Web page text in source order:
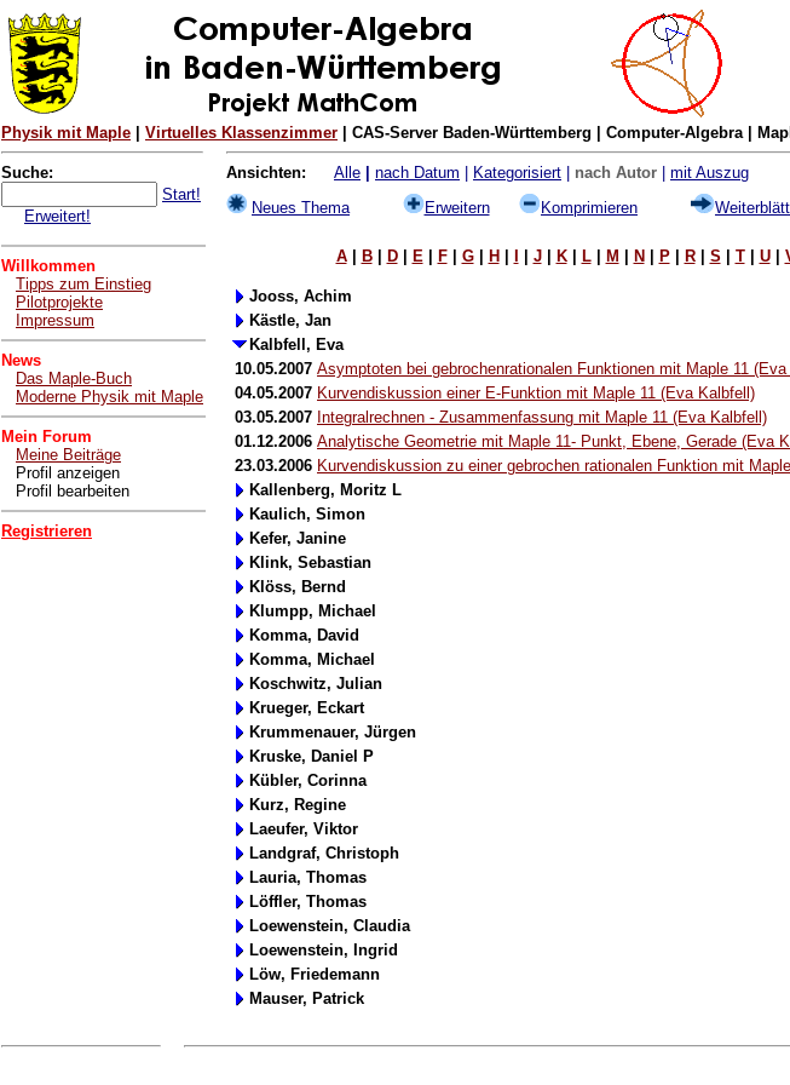
Physik mit Maple Virtuelles Klassenzimmer | CAS-Server Baden-Württemberg | Computer-Algebra |
Suche:
Start!
Erweitert!
Willkommen
Tipps zum Einstieg
Pilotprojekte
Impressum
News
Das Maple-Buch
Moderne Physik mit Maple
Mein Forum
Meine Beiträge
Profil anzeigen
Profil bearbeiten
Registrieren
Ansichten: Alle nach Datum Kategorisiert nach Autor
mit Auszug
Neues Thema
Erweitern Komprimieren
A| B| D| E| F| G| H J| K| L| M N P| R| S T| U|
Jooss, Achim
Kästle, Jan
Kalbfell, Eva
10.05.2007 Asymptoten bei gebrochenrationalen Funktionen mit Maple 11
04.05.2007 Kurvendiskussion einer E-Funktion mit Maple 11 (Eva Kalbfell)
03.05.2007 Integralrechnen - Zusammenfassung mit Maple 11 (Eva Kalbfell)
01.12.2006 Analytische Geometrie mit Maple 11- Punkt, Ebene, Gerade (Eva
23.03.2006 Kurvendiskussion zu einer gebrochen rationalen Funktion mit
Kallenberg, Moritz L
Kaulich, Simon
Kefer, Janine
Klink, Sebastian
Klöss, Bernd
Klumpp, Michael
Komma, David
Komma, Michael
Koschwitz, Julian
Krueger, Eckart
Krummenauer, Jürgen
Kruske, Daniel P
Kübler, Corinna
Kurz, Regine
Laeufer, Viktor
Landgraf, Christoph
Lauria, Thomas
Löffler, Thomas
Loewenstein, Claudia
Loewenstein, Ingrid
Löw, Friedemann
Mauser, Patrick